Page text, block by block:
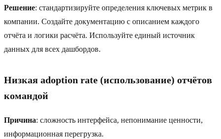
Решение: стандартизируйте определения ключевых метрик в
компании. Создайте документацию с описанием каждого
отчёта и логики расчёта. Используйте единый источник
данных для всех дашбордов.
Низкая adoption rate (использование) отчётов
командой
Причина: сложность интерфейса, непонимание ценности,
информационная перегрузка.